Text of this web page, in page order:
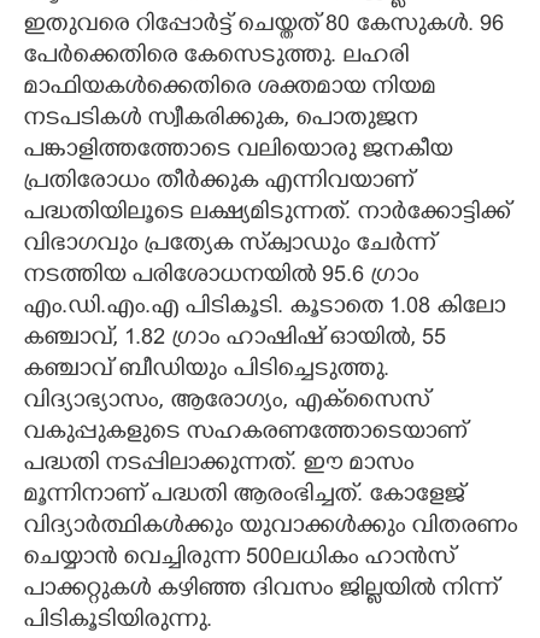
LITERATURE
CONTACT US
ഇതുവരെ റിപ്പോർട്ട് ചെയ്തത് 80 കേസുകൾ. 96
പേർക്കെതിരെ കേസെടുത്തു. ലഹരി
മാഫിയകൾക്കെതിരെ ശക്തമായ നിയമ
നടപടികൾ സ്വീകരിക്കുക, പൊതുജന
പങ്കാളിത്തത്തോടെ വലിയൊരു ജനകീയ
പ്രതിരോധം തീർക്കുക എന്നിവയാണ്
പദ്ധതിയിലൂടെ ലക്ഷ്യമിടുന്നത്. നാർക്കോട്ടിക്ക്
വിഭാഗവും പ്രത്യേക സ്‌ക്വാഡും ചേർന്ന്
നടത്തിയ പരിശോധനയിൽ 95.6 ഗ്രാം
എം.ഡി.എം.എ പിടികൂടി. കൂടാതെ 1.08 കിലോ
കഞ്ചാവ്, 1.82 ഗ്രാം ഹാഷിഷ് ഓയിൽ, 55
കഞ്ചാവ് ബീഡിയും പിടിച്ചെടുത്തു.
വിദ്യാഭ്യാസം, ആരോഗ്യം, എക്‌സൈസ്
വകുപ്പുകളുടെ സഹകരണത്തോടെയാണ്
പദ്ധതി നടപ്പിലാക്കുന്നത്. ഈ മാസം
മൂന്നിനാണ് പദ്ധതി ആരംഭിച്ചത്. കോളേജ്
വിദ്യാർത്ഥികൾക്കും യുവാക്കൾക്കും വിതരണം
ചെയ്യാൻ വെച്ചിരുന്ന 500ലധികം ഹാൻസ്
പാക്കറ്റുകൾ കഴിഞ്ഞ ദിവസം ജില്ലയിൽ നിന്ന്
പിടികൂടിയിരുന്നു.